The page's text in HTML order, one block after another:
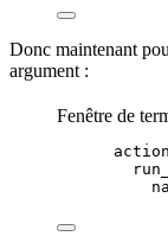
Donc maintenant
argument :
Fenêtre de